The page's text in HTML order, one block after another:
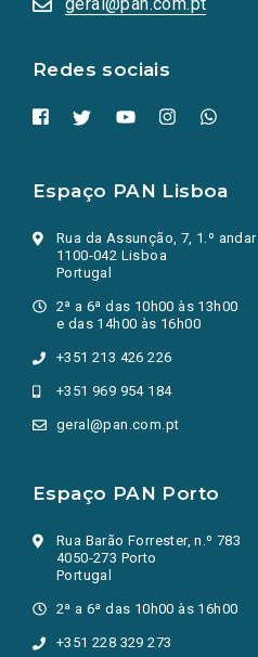
Redes sociais
nova
Espaço PAN Lisboa
Rua da Assunção, 7, 1.º andar
1100-042 Lisboa
Portugal
2ª a 6ª das 10h00 às 13h00
e das 14h00 às 16h00
+351 213 426 226
+351 969 954 184
geral@pan.com.pt
Espaço PAN Porto
Rua Barão Forrester, n.º 783
4050-273 Porto
Portugal
2ª a 6ª das 10h00 às 16h00
+351 228 329 273